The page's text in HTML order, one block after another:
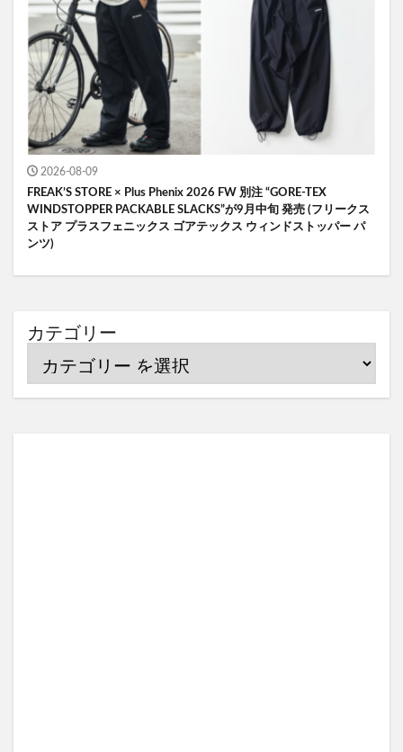
2026-08-09
FREAK’S STORE × Plus Phenix 2026 FW 別注 “GORE-TEX
WINDSTOPPER PACKABLE SLACKS”が9月中旬 発売 (フリークス
ストア プラスフェニックス ゴアテックス ウィンドストッパー パ
ンツ)
カテゴリー